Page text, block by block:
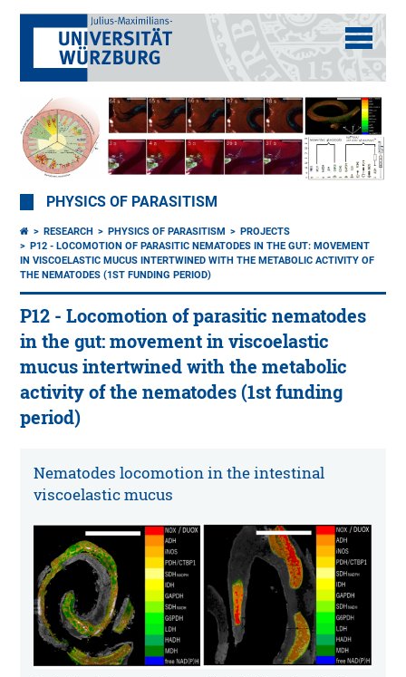
PHYSICS OF PARASITISM
RESEARCH PHYSICS OF PARASITISM
PROJECTS
P12 - LOCOMOTION OF PARASITIC NEMATODES IN THE GUT: MOVEMENT
IN VISCOELASTIC MUCUS INTERTWINED WITH THE METABOLIC ACTIVITY OF
THE NEMATODES (1ST FUNDING PERIOD)
P12 - Locomotion of parasitic nematodes
in the gut: movement in viscoelastic
mucus intertwined with the metabolic
activity of the nematodes (1st funding
period)
Nematodes locomotion in the intestinal
viscoelastic mucus